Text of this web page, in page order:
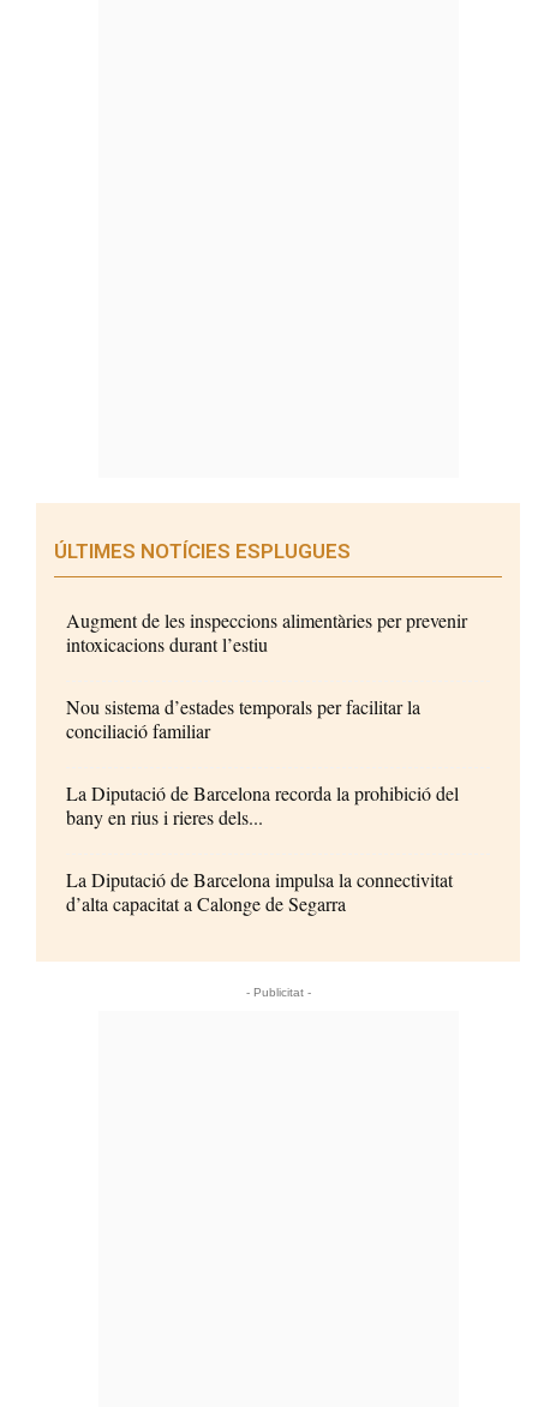
ÚLTIMES NOTÍCIES ESPLUGUES
Augment de les inspeccions alimentàries per prevenir
intoxicacions durant l’estiu
Nou sistema d’estades temporals per facilitar la
conciliació familiar
La Diputació de Barcelona recorda la prohibició del
bany en rius i rieres dels...
La Diputació de Barcelona impulsa la connectivitat
d’alta capacitat a Calonge de Segarra
- Publicitat -